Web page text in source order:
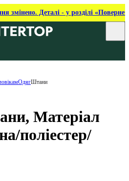
змінено. Деталі - у розділі
ОдягШтани
Матеріал
поліестер/